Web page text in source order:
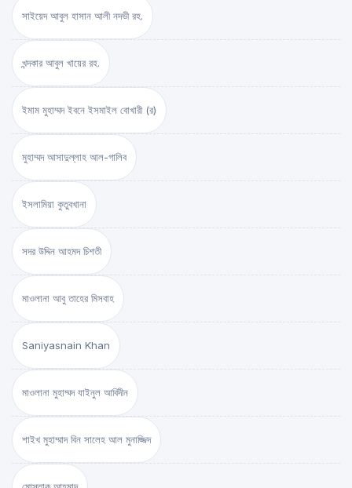
সাইয়েদ আবুল হাসান আলী নদভী রহ.
খন্দকার আবুল খায়ের রহ.
ইমাম মুহাম্মদ ইবনে ইসমাইল বোখারী (র)
মুহাম্মদ আসাদুল্লাহ আল-গালিব
ইসলামিয়া কুতুবখানা
সদর উদ্দিন আহমদ চিশতী
মাওলানা আবু তাহের মিসবাহ
Saniyasnain Khan
মাওলানা মুহাম্মদ যাইনুল আবিদীন
শাইখ মুহাম্মাদ বিন সালেহ আল মুনাজ্জিদ